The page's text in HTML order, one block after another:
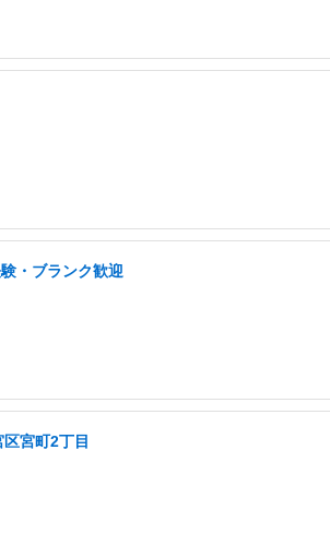
・ブランク歓迎
宮町2丁目